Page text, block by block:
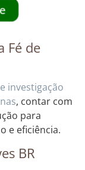
Fé de
investigação
, contar com
para
e eficiência.
BR